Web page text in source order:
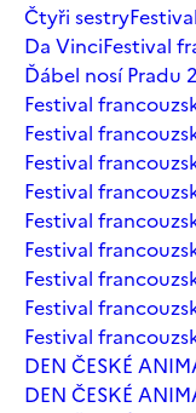
Čtyři sestry
Da VinciFestival
Ďábel nosí Pradu 2
Festival
Festival
Festival
Festival
Festival
Festival
Festival
Festival
Festival
DEN ČESKÉ
DEN ČESKÉ